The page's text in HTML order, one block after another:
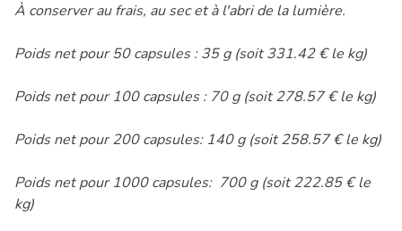
À conserver au frais, au sec et à l'abri de la lumière.
Poids net pour 50 capsules : 35 g (soit 331.42 € le kg)
Poids net pour 100 capsules : 70 g (soit 278.57 € le kg)
Poids net pour 200 capsules: 140 g (soit 258.57 € le kg)
Poids net pour 1000 capsules: 700 g (soit 222.85 € le
kg)